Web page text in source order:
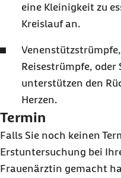
eine Kleinigkeit zu
Kreislauf an.
Reisestrümpfe,
unterstützen den
Herzen.
Termin
Falls Sie noch keinen
Erstuntersuchung bei
Frauenärztin gemacht